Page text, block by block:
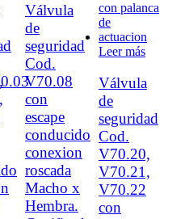
Válvula
de
seguridad
Cod.
V70.08
con
escape
conducido
conexion
roscada
Macho x
Hembra.
Leer más
Válvula
de
seguridad
Cod.
V70.20,
V70.21,
V70.22
con